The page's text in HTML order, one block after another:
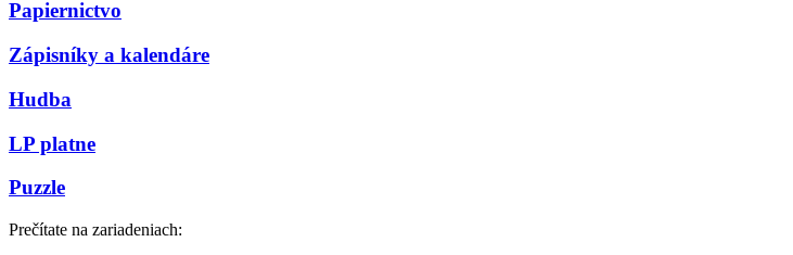
Papiernictvo
Zápisníky a kalendáre
Hudba
LP platne
Puzzle
Prečítate na zariadeniach: